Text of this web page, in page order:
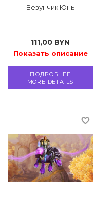
Везунчик Юнь
111,00 BYN
Показать описание
ПОДРОБНЕЕ
MORE DETAILS
favorite_border